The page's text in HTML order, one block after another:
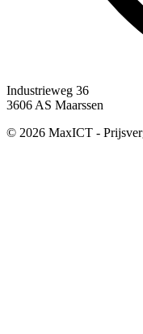
Industrieweg 36
3606 AS Maarssen
© 2026 MaxICT -